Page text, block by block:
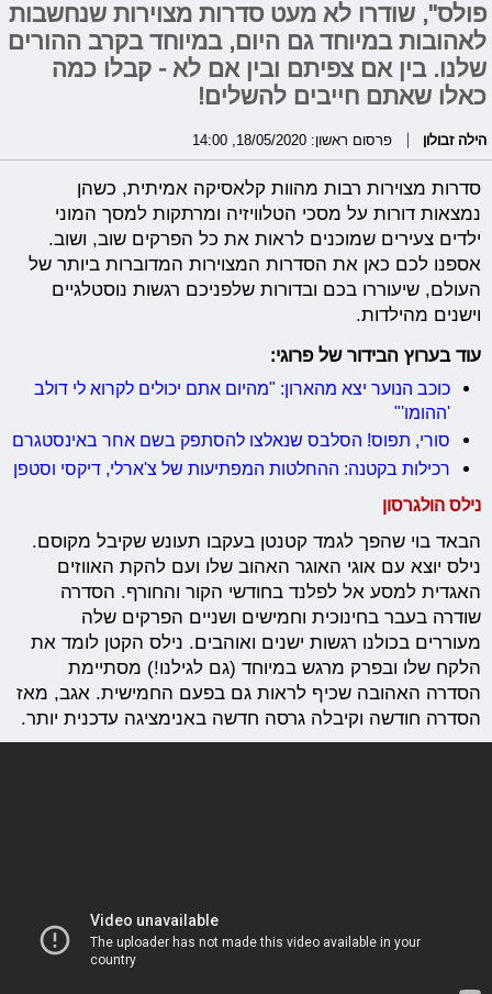
פולס", שודרו לא מעט סדרות מצוירות שנחשבות
לאהובות במיוחד גם היום, במיוחד בקרב ההורים
שלנו. בין אם צפיתם ובין אם לא - קבלו כמה
כאלו שאתם חייבים להשלים!
הילה זבולון פרסום ראשון: 18/05/2020, 14:00
סדרות מצוירות רבות מהוות קלאסיקה אמיתית, כשהן
נמצאות דורות על מסכי הטלוויזיה ומרתקות למסך המוני
ילדים צעירים שמוכנים לראות את כל הפרקים שוב, ושוב.
אספנו לכם כאן את הסדרות המצוירות המדוברות ביותר של
העולם, שיעוררו בכם ובדורות שלפניכם רגשות נוסטלגיים
וישנים מהילדות.
עוד בערוץ הבידור של פרוגי:
כוכב הנוער יצא מהארון: "מהיום אתם יכולים לקרוא לי דולב
'ההומו'"
סורי, תפוס! הסלבס שנאלצו להסתפק בשם אחר באינסטגרם
רכילות בקטנה: ההחלטות המפתיעות של צ'ארלי, דיקסי וסטפן
נילס הולגרסון
הבאד בוי שהפך לגמד קטנטן בעקבו תעונש שקיבל מקוסם.
נילס יוצא עם אוגי האוגר האהוב שלו ועם להקת האווזים
האגדית למסע אל לפלנד בחודשי הקור והחורף. הסדרה
שודרה בעבר בחינוכית וחמישים ושניים הפרקים שלה
מעוררים בכולנו רגשות ישנים ואוהבים. נילס הקטן לומד את
הלקח שלו ובפרק מרגש במיוחד (גם לגילנו!) מסתיימת
הסדרה האהובה שכיף לראות גם בפעם החמישית. אגב, מאז
הסדרה חודשה וקיבלה גרסה חדשה באנימציגה עדכנית יותר.